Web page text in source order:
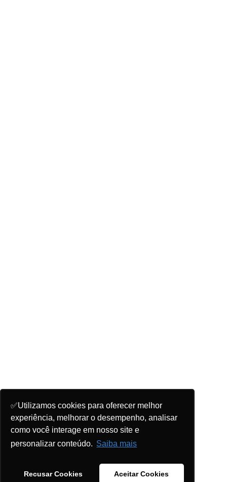
✅Utilizamos cookies para oferecer melhor
experiência, melhorar o desempenho, analisar
como você interage em nosso site e
personalizar conteúdo. Saiba mais
Recusar Cookies Aceitar Cookies